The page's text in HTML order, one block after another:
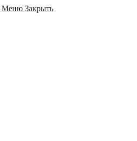
Меню Закрыть